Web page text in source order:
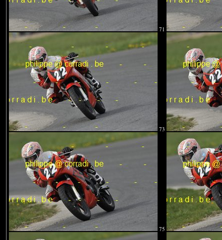
71
73
75